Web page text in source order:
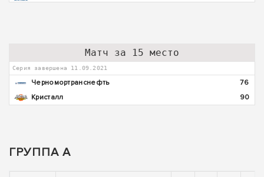
Матч за 15 место
Серия завершена 11.09.2021
Черномортранснефть
76
Кристалл
90
ГРУППА А